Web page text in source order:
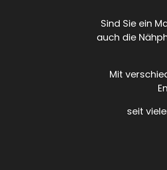
Sind Sie ein
auch die
Mit
seit